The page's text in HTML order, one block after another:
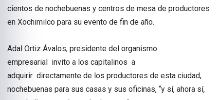
cientos de nochebuenas y centros de mesa de productores
en Xochimilco para su evento de fin de año.
Adal Ortiz Ávalos, presidente del organismo
empresarial invito a los capitalinos a
adquirir directamente de los productores de esta ciudad,
nochebuenas para sus casas y sus oficinas, “y sí, ahora sí,